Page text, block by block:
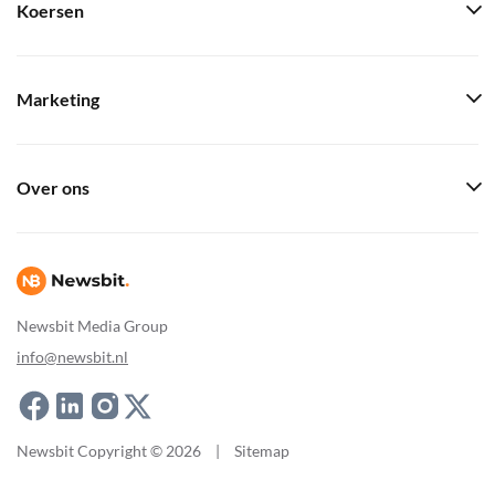
Newsbit Media Group
info@newsbit.nl
Koersen
Marketing
Over ons
Newsbit Copyright © 2026 | Sitemap